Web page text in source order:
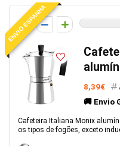
ENVIO ESPANHA
0
8,39€
🚚 Envio
Cafeteira Italiana Monix
os tipos de fogões, exceto